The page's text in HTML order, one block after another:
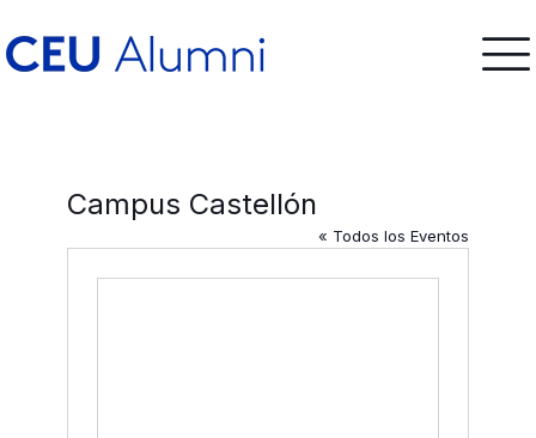
Campus Castellón
« Todos los Eventos